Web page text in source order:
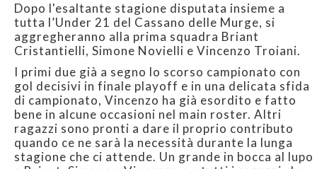
Dopo l'esaltante stagione disputata insieme a
tutta l’Under 21 del Cassano delle Murge, si
aggregheranno alla prima squadra Briant
Cristantielli, Simone Novielli e Vincenzo Troiani.
I primi due già a segno lo scorso campionato con
gol decisivi in finale playoff e in una delicata sfida
di campionato, Vincenzo ha già esordito e fatto
bene in alcune occasioni nel main roster. Altri
ragazzi sono pronti a dare il proprio contributo
quando ce ne sarà la necessità durante la lunga
stagione che ci attende. Un grande in bocca al lupo